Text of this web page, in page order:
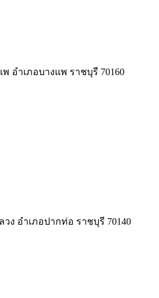
อำเภอบางแพ ราชบุรี 70160
ง อำเภอปากท่อ ราชบุรี 70140